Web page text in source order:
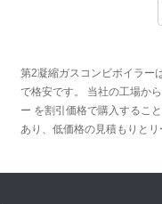
第2凝縮ガスコンビボイラー
で格安です。 当社の工場か
ー を割引価格で購入するこ
あり、低価格の見積もりと